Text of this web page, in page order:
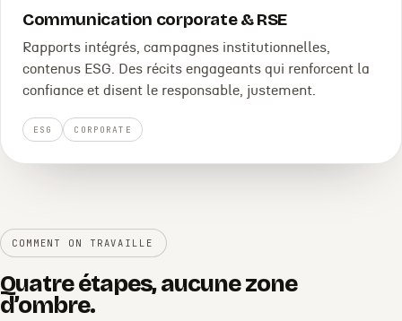
Communication corporate & RSE
Rapports intégrés, campagnes institutionnelles,
contenus ESG. Des récits engageants qui renforcent la
confiance et disent le responsable, justement.
ESG CORPORATE
COMMENT ON TRAVAILLE
Quatre étapes, aucune zone
d’ombre.